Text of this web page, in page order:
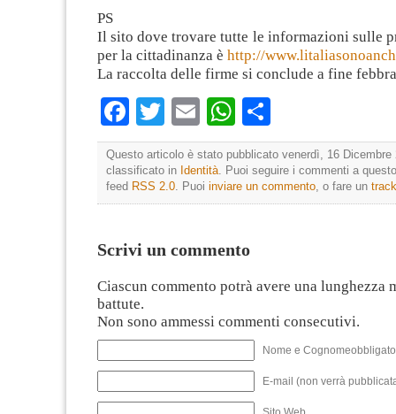
PS
Il sito dove trovare tutte le informazioni sulle
per la cittadinanza è http://
La raccolta delle firme si conclude a fine
Facebook
TwitterEmailWhatsApp
Questo articolo è stato pubblicato venerdì, 16 Dicembre
classificato in Identità . Puoi seguire i commenti a
feed RSS 2.0 . Puoi inviare un commento , o fare un
Scrivi un commento
Ciascun commento potrà avere una lunghezza
battute.
Non sono ammessi commenti consecutivi.
Nome e
E-mail (non verrà